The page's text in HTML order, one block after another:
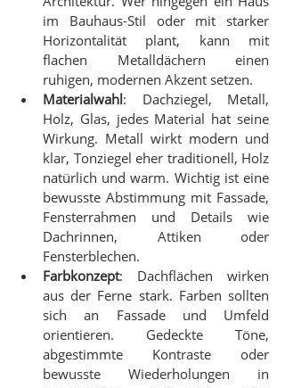
im Bauhaus-Stil oder mit starker
Horizontalität plant, kann mit
flachen Metalldächern einen
ruhigen, modernen Akzent setzen.
Materialwahl: Dachziegel, Metall,
Holz, Glas, jedes Material hat seine
Wirkung. Metall wirkt modern und
klar, Tonziegel eher traditionell, Holz
natürlich und warm. Wichtig ist eine
bewusste Abstimmung mit Fassade,
Fensterrahmen und Details wie
Dachrinnen, Attiken oder
Fensterblechen.
Farbkonzept: Dachflächen wirken
aus der Ferne stark. Farben sollten
sich an Fassade und Umfeld
orientieren. Gedeckte Töne,
abgestimmte Kontraste oder
bewusste Wiederholungen in